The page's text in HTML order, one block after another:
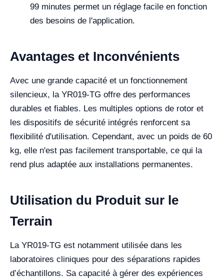
99 minutes permet un réglage facile en fonction
des besoins de l'application.
Avantages et Inconvénients
Avec une grande capacité et un fonctionnement
silencieux, la YR019-TG offre des performances
durables et fiables. Les multiples options de rotor et
les dispositifs de sécurité intégrés renforcent sa
flexibilité d'utilisation. Cependant, avec un poids de 60
kg, elle n'est pas facilement transportable, ce qui la
rend plus adaptée aux installations permanentes.
Utilisation du Produit sur le
Terrain
La YR019-TG est notamment utilisée dans les
laboratoires cliniques pour des séparations rapides
d’échantillons. Sa capacité à gérer des expériences